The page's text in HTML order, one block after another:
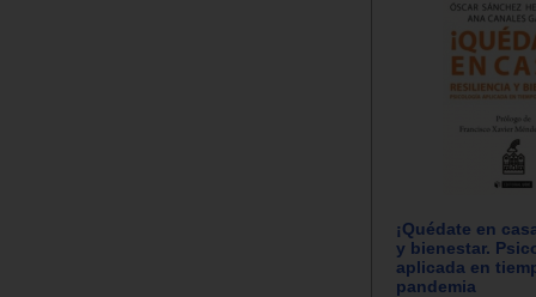
¡Quédate en
y bienestar.
aplicada en
pandemia